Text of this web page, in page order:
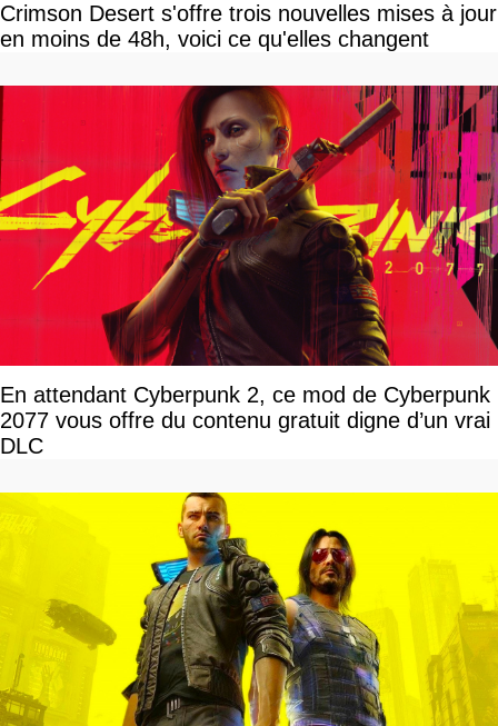
Crimson Desert s'offre trois nouvelles mises à jour
en moins de 48h, voici ce qu'elles changent
En attendant Cyberpunk 2, ce mod de Cyberpunk
2077 vous offre du contenu gratuit digne d’un vrai
DLC